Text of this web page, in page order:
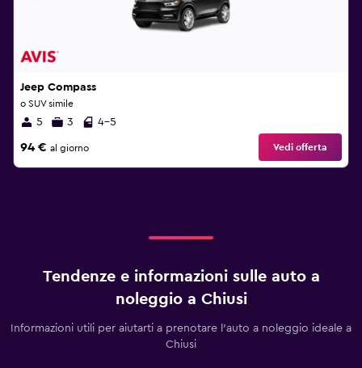
Jeep Compass
o SUV simile
5 3 4-5
94 € al giorno Vedi offerta
Tendenze e informazioni sulle auto a
noleggio a Chiusi
Informazioni utili per aiutarti a prenotare l'auto a noleggio ideale a
Chiusi